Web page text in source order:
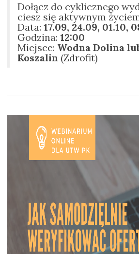
Dołącz do cyklicznego
ciesz się aktywnym
Data: 17.09, 24.09, 01.10,
Godzina: 12:00
Miejsce: Wodna Dolina
Koszalin (Zdrofit)